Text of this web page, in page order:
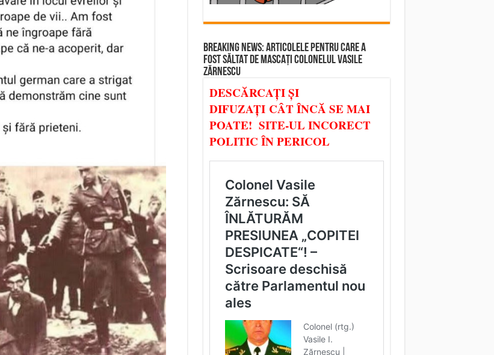
săpăm
un
adânc…
BREAKING NEWS: ARTICOLELE PENTRU CARE A
FOST SĂLTAT DE MASCAȚI COLONELUL VASILE
ZĂRNESCU
DESCĂRCAȚI ȘI
DIFUZAȚI CÂT ÎNCĂ SE MAI
POATE! SITE-UL INCORECT
POLITIC ÎN PERICOL